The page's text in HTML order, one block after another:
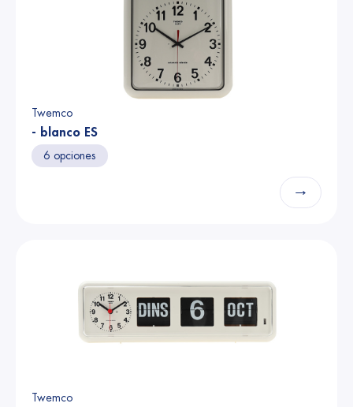
Twemco
- blanco ES
6 opciones
→
Twemco